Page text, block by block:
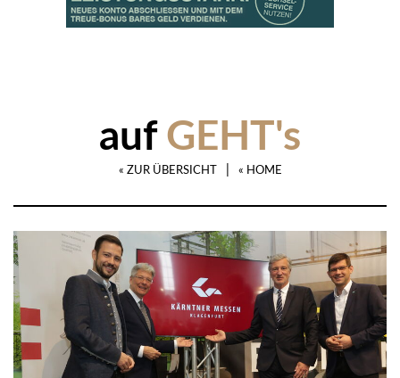
auf GEHT's
« ZUR ÜBERSICHT « HOME